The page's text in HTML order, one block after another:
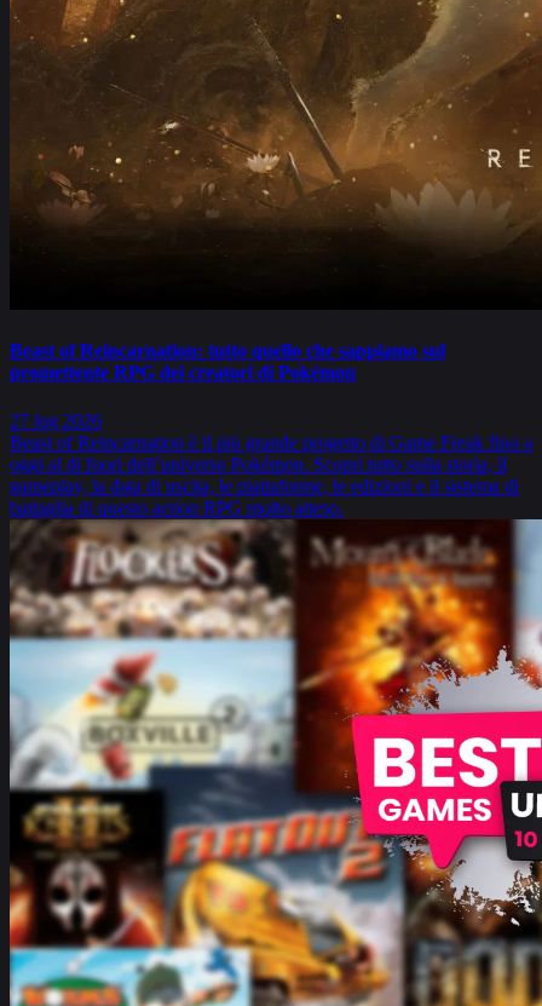
Beast of Reincarnation: tutto quello che sappiamo sul
promettente RPG dei creatori di Pokémon
27 lug 2026
Beast of Reincarnation è il più grande progetto di Game Freak fino a
oggi al di fuori dell’universo Pokémon. Scopri tutto sulla storia, il
gameplay, la data di uscita, le piattaforme, le edizioni e il sistema di
battaglia di questo action RPG molto atteso.